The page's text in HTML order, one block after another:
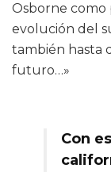
Osborne como
evolución del
también hasta
futuro…»
Con